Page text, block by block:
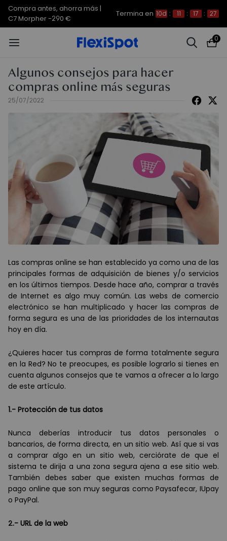
Compra antes, ahorra más |
C7 Morpher -290 €
Termina en 10d : 11 : 17 : 27
0
Algunos consejos para hacer
compras online más seguras
25/07/2022
Las compras online se han establecido ya como una de las
principales formas de adquisición de bienes y/o servicios
en losúltimos tiempos. Desde hace año, comprar a través
de Internet es algo muy común. Las webs de comercio
electrónico se han multiplicado y hacer las compras de
forma segura es una de las prioridades de los internautas
hoy en día.
¿Quieres hacer tus compras de forma totalmente segura
en la Red? No te preocupes, es posible lograrlo si tienes en
cuenta algunos consejos que te vamos a ofrecer a lo largo
de este artículo.
1.- Protección de tus datos
Nunca deberías introducir tus datos personales o
bancarios, de forma directa, en un sitio web. Así que si vas
a comprar algo en un sitio web, cerciórate de que el
sistema te dirija a una zona segura ajena a ese sitio web.
También debes saber que existen muchas formas de
pago online que son muy seguras como Paysafecar, IUpay
o PayPal.
2.- URL de la web